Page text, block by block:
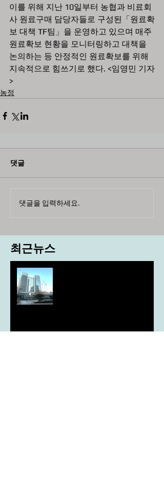
이를 위해 지난 10일부터 농협과 비료회
사 원료구매 담당자들로 구성된「원료확
보 대책 TF팀」을 운영하고 있으며 매주
원료확보 현황을 모니터링하고 대책을
논의하는 등 안정적인 원료확보를 위해
지속적으로 힘쓰기로 했다. <임영민 기자
>
농정
댓글
댓글을 입력하세요.
최근뉴스
aT, ‘기후변화대응처’ 신설